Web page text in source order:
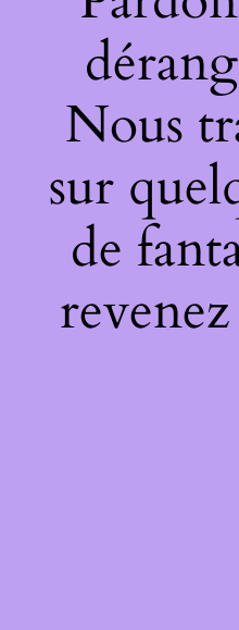
Nous
sur
de